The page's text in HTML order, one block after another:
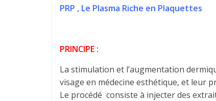
PRP , Le Plasma Riche en Plaquettes
PRINCIPE :
La stimulation et l’augmentation
visage en médecine esthétique, et leur
Le procédé consiste à injecter des